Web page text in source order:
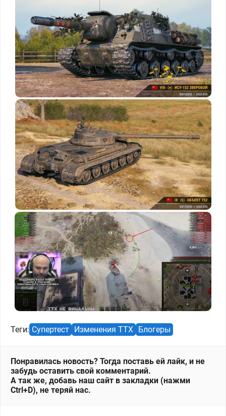
Теги: Супертест Изменения ТТХ Блогеры
Понравилась новость? Тогда поставь ей лайк, и не
забудь оставить свой комментарий.
А так же, добавь наш сайт в закладки (нажми
Ctrl+D), не теряй нас.